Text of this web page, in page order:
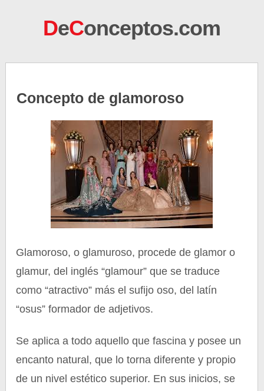
DeConceptos.com
Concepto de glamoroso
Glamoroso, o glamuroso, procede de glamor o
glamur, del inglés “glamour” que se traduce
como “atractivo” más el sufijo oso, del latín
“osus” formador de adjetivos.
Se aplica a todo aquello que fascina y posee un
encanto natural, que lo torna diferente y propio
de un nivel estético superior. En sus inicios, se